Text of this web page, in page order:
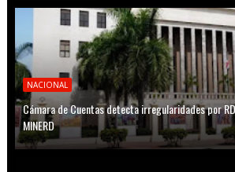
NACIONAL
Cámara de Cuentas detecta irregularidades por
MINERD